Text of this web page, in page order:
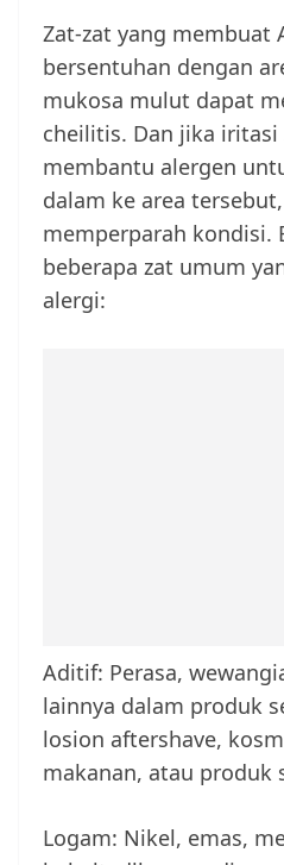
Zat-zat yang membuat
bersentuhan dengan
mukosa mulut dapat
cheilitis. Dan jika iritasi
membantu alergen
dalam ke area
memperparah kondisi.
beberapa zat umum
alergi:
Aditif: Perasa,
lainnya dalam produk
losion aftershave,
makanan, atau produk
Logam: Nikel, emas,